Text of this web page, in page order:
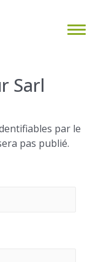
Sarl
par le
pas publié.